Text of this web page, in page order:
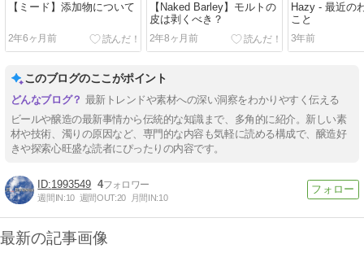
【ミード】添加物について
2年6ヶ月前
【Naked Barley】モルトの
皮は剥くべき？
2年8ヶ月前
Hazy - 最近の
こと
3年前
このブログのここがポイント
最新トレンドや素材への深い洞察をわかりやすく伝える
ビールや醸造の最新事情から伝統的な知識まで、多角的に紹介。新しい素
材や技術、濁りの原因など、専門的な内容も気軽に読める構成で、醸造好
きや探索心旺盛な読者にぴったりの内容です。
1993549 4
週間IN:10 週間OUT:20 月間IN:10
最新の記事画像